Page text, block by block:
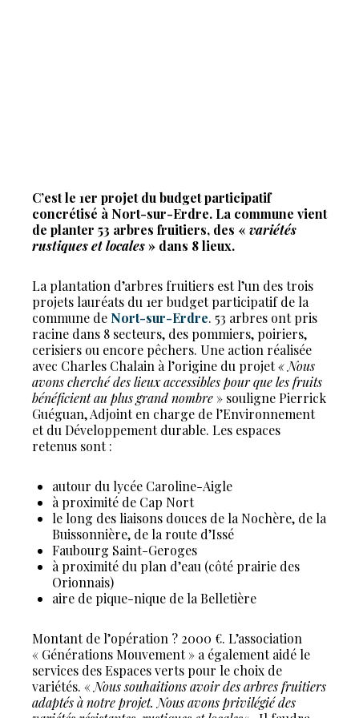
C’est le 1er projet du budget participatif
concrétisé à Nort-sur-Erdre. La commune vient
de planter 53 arbres fruitiers, des « variétés
rustiques et locales» dans 8 lieux.
La plantation d’arbres fruitiers est l’un des trois
projets lauréats du 1er budget participatif de la
commune de Nort-sur-Erdre. 53 arbres ont pris
racine dans 8 secteurs, des pommiers, poiriers,
cerisiers ou encore pêchers. Une action réalisée
avec Charles Chalain à l’origine du projet« Nous
avons cherché des lieux accessibles pour que les fruits
bénéficient au plus grand nombre » souligne Pierrick
Guéguan, Adjoint en charge de l’Environnement
et du Développement durable. Les espaces
retenus sont :
autour du lycée Caroline-Aigle
à proximité de Cap Nort
le long des liaisons douces de la Nochère, de la
Buissonnière, de la route d’Issé
Faubourg Saint-Geroges
à proximité du plan d’eau (côté prairie des
Orionnais)
aire de pique-nique de la Belletière
Montant de l’opération ? 2000 €. L’association
« Générations Mouvement » a également aidé le
services des Espaces verts pour le choix de
variétés. « Nous souhaitions avoir des arbres fruitiers
adaptés à notre projet. Nous avons privilégié des